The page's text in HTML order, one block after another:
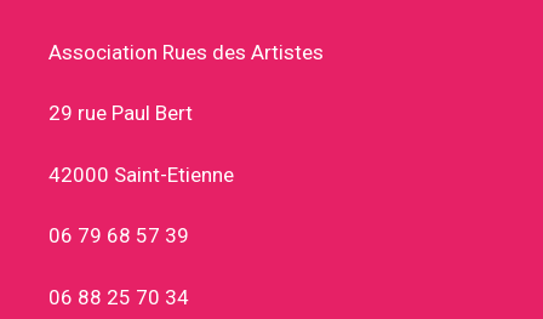
Association Rues des Artistes
29 rue Paul Bert
42000 Saint-Etienne
06 79 68 57 39
06 88 25 70 34